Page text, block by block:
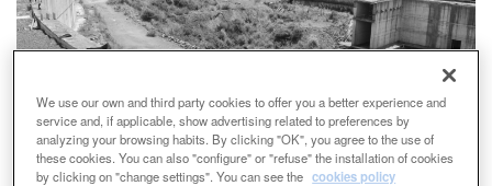
We use our own and third party cookies to offer you a better experience and
service and, if applicable, show advertising related to preferences by
analyzing your browsing habits. By clicking "OK", you agree to the use of
these cookies. You can also "configure" or "refuse" the installation of cookies
by clicking on "change settings". You can see the cookies policy